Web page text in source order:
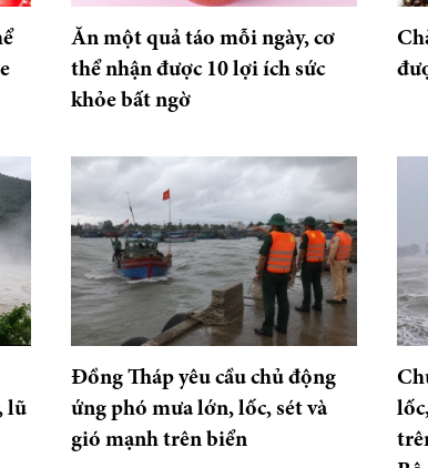
Ăn một quả táo mỗi ngày, cơ
thể nhận được 10 lợi ích sức
khỏe bất ngờ
lũ
Đồng Tháp yêu cầu chủ động
ứng phó mưa lớn, lốc, sét và
gió mạnh trên biển